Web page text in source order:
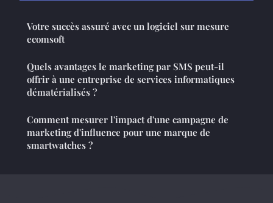
Votre succès assuré avec un logiciel sur mesure
ecomsoft
Quels avantages le marketing par SMS peut-il
offrir à une entreprise de services informatiques
dématérialisés ?
Comment mesurer l'impact d'une campagne de
marketing d'influence pour une marque de
smartwatches ?